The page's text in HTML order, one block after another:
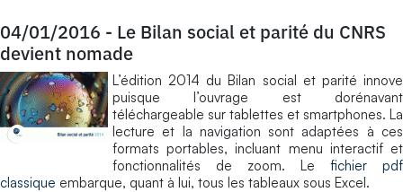
04/01/2016 - Le Bilan social et parité du CNRS
devient nomade
L’édition 2014 du Bilan social et parité innove
puisque l’ouvrage est dorénavant
téléchargeable sur tablettes et smartphones. La
lecture et la navigation sont adaptées à ces
formats portables, incluant menu interactif et
fonctionnalités de zoom. Le fichier pdf
classique embarque, quant à lui, tous les tableaux sous Excel.